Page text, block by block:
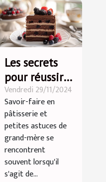
Les secrets
pour réussir
vos desserts
lors de
grandes
occasions
Vendredi 29/11/2024
Savoir-faire en
pâtisserie et
petites astuces de
grand-mère se
rencontrent
souvent lorsqu'il
s'agit de...